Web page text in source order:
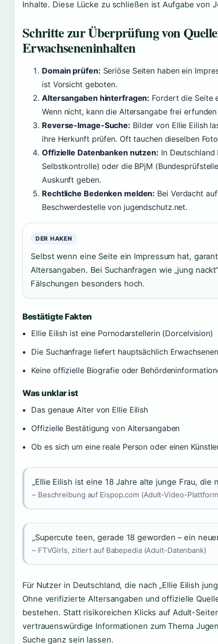
Inhalte. Diese Lücke zu schließen ist Aufgabe von
Schritte zur Überprüfung von
Erwachseneninhalten
Domain prüfen: Seriöse Seiten haben ein
ist Vorsicht geboten.
Altersangaben hinterfragen: Fordert die Seite
Wenn nicht, kann die Altersangabe frei erfunden
Reverse-Image-Suche: Bilder von Ellie Eilish
ihre Herkunft prüfen. Oft tauchen dieselben
Offizielle Datenbanken nutzen: In Deutschland
Selbstkontrolle) oder die BPjM
Auskunft geben.
Rechtliche Bedenken melden: Bei Verdacht
Beschwerdestelle von jugendschutz.net.
DER HAKEN
Selbst wenn eine Seite ein Impressum hat,
Altersangaben. Bei Suchanfragen wie „jung
Fälschungen besonders hoch.
Bestätigte Fakten
Ellie Eilish ist eine Pornodarstellerin (Dorcelvision)
Die Suchanfrage liefert hauptsächlich
Keine offizielle Biografie oder
Was unklar ist
Das genaue Alter von Ellie Eilish
Offizielle Bestätigung von Altersangaben
Ob es sich um eine reale Person oder einen
„Ellie Eilish ist eine 18 Jahre alte junge Frau, die
– Beschreibung auf Eispop.com (Adult-Video-
„Supercute teen, gerade 18 geworden – ein
– FTVGirls, zitiert auf Babepedia (Adult-Datenbank)
Für Nutzer in Deutschland, die nach „Ellie Eilish
Ohne verifizierte Altersangaben und offizielle
bestehen. Statt risikoreichen Klicks auf Adult-
vertrauenswürdige Informationen zum Thema
Suche ganz sein lassen.